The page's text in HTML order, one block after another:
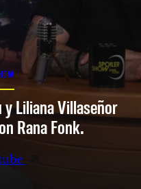
y Liliana Villaseñor
Rana Fonk.